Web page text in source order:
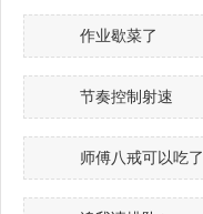
作业歇菜了
节奏控制射速
师傅八戒可以吃了